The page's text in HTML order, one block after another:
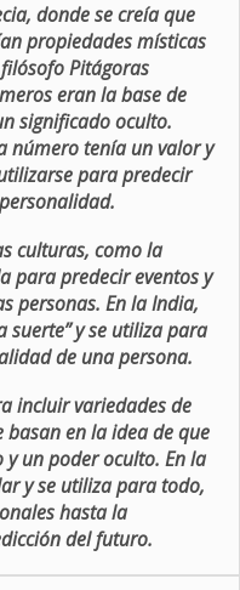
donde se creía que
propiedades místicas
Pitágoras
eran la base de
significado oculto.
número tenía un valor y
para predecir
culturas, como la
para predecir eventos y
personas. En la India,
suerte” y se utiliza para
de una persona.
incluir variedades de
basan en la idea de que
un poder oculto. En la
y se utiliza para todo,
hasta la
del futuro.